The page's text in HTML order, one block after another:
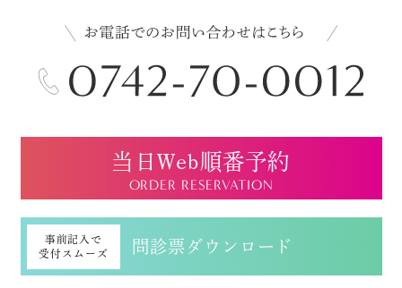
当日Web順番予約
ORDER RESERVATION
事前記入で
受付スムーズ
問診票ダウンロード